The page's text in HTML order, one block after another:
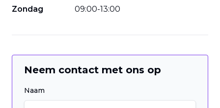
Zondag
09:00-13:00
Neem contact met ons op
Naam